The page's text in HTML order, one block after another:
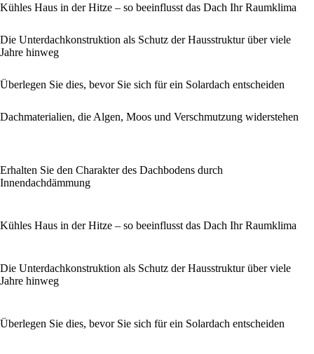
Kühles Haus in der Hitze – so beeinflusst das Dach Ihr Raumklima
Die Unterdachkonstruktion als Schutz der Hausstruktur über viele
Jahre hinweg
Überlegen Sie dies, bevor Sie sich für ein Solardach entscheiden
Dachmaterialien, die Algen, Moos und Verschmutzung widerstehen
Erhalten Sie den Charakter des Dachbodens durch
Innendachdämmung
Kühles Haus in der Hitze – so beeinflusst das Dach Ihr Raumklima
Die Unterdachkonstruktion als Schutz der Hausstruktur über viele
Jahre hinweg
Überlegen Sie dies, bevor Sie sich für ein Solardach entscheiden